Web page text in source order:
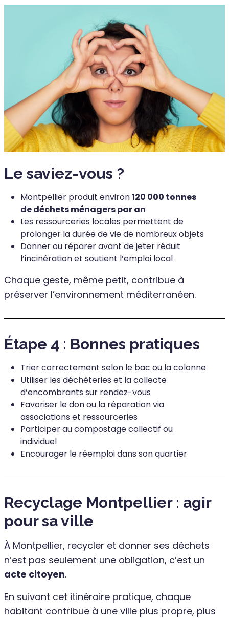
Le saviez-vous ?
Montpellier produit environ120 000 tonnes
de déchets ménagers par an
Les ressourceries locales permettent de
prolonger la durée de vie de nombreux objets
Donner ou réparer avant de jeter réduit
l’incinération et soutient l’emploi local
Chaque geste, même petit, contribue à
préserver l’environnement méditerranéen.
Étape 4 : Bonnes pratiques
Trier correctement selon le bac ou la colonne
Utiliser les déchèteries et la collecte
d’encombrants sur rendez-vous
Favoriser le don ou la réparation via
associations et ressourceries
Participer au compostage collectif ou
individuel
Encourager le réemploi dans son quartier
Recyclage Montpellier : agir
pour sa ville
À Montpellier, recycler et donner ses déchets
n’est pas seulement une obligation, c’est un
acte citoyen.
En suivant cet itinéraire pratique, chaque
habitant contribue à une ville plus propre, plus